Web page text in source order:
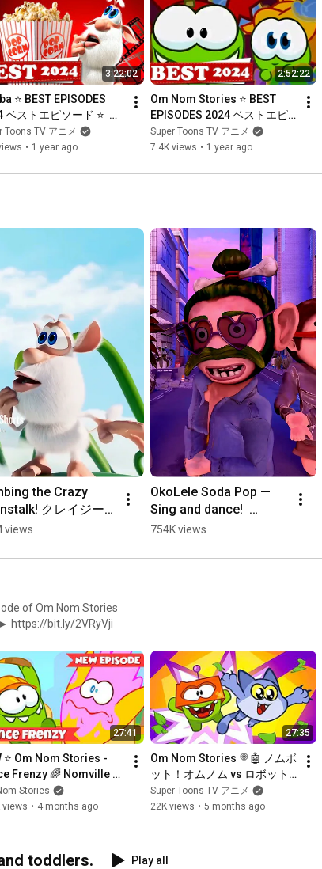
3:22:02
⭐ BEST EPISODES
ベストエピソード ⭐
cartoons for kids and
Toons TV アニメ
• 1 year ago
2:52:22
Om Nom Stories ⭐ BEST
EPISODES 2024 ベストエピ
ソード ⭐ Cartoons
Collection ⭐ Super Toons TV
Super Toons TV アニメ
7.4K views • 1 year ago
the Crazy
クレイジー
木に登る🌱
| Super
TV アニメ
views
OkoLele Soda Pop —
Sing and dance!
#Shorts #OkoLele
Super Toons TV アニメ
754K views
of Om Nom Stories
https://bit.ly/2VRyVji
27:41
⭐ Om Nom Stories -
Frenzy 🌈 Nomville
28 🟢 Cartoons for
Stories
views • 4 months ago
27:35
Om Nom Stories 🍭🤖 ノムボ
ット！オムノム vs ロボット
対決 Season 28 Nomville —
Om Nom vs. Robot ✨🏡
Super Toons TV アニメ
22K views • 5 months ago
and toddlers.
Play all